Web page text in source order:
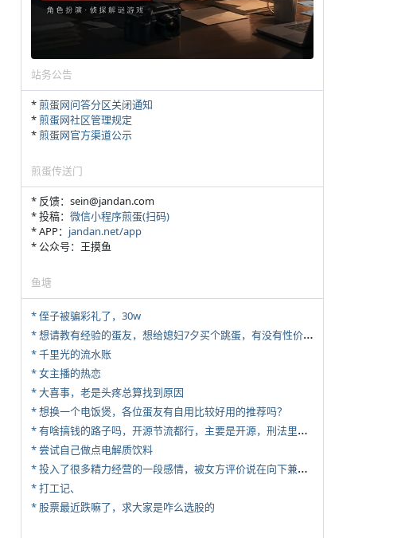
站务公告
*煎蛋网问答分区关闭通知
*煎蛋网社区管理规定
*煎蛋网官方渠道公示
煎蛋传送门
* 反馈：sein@jandan.com
* 投稿： 微信小程序煎蛋(扫码)
* APP： jandan.net/app
* 公众号：王摸鱼
鱼塘
* 侄子被骗彩礼了，30w
*
想请教有经验的蛋友，想给媳妇7夕买个跳蛋，有没有性价比高的推荐
* 千里光的流水账
* 女主播的热恋
* 大喜事，老是头疼总算找到原因
* 想换一个电饭煲，各位蛋友有自用比较好用的推荐吗？
*
有啥搞钱的路子吗，开源节流都行，主要是开源，刑法里的咱不做
* 尝试自己做点电解质饮料
*
投入了很多精力经营的一段感情，被女方评价说在向下兼容我，感觉有点破防
* 打工记、
* 股票最近跌嘛了，求大家是咋么选股的